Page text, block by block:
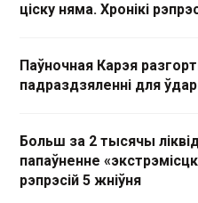
ціску няма. Хронікі
Паўночная Карэя
падраздзяленні для
Больш за 2 тысячы
папаўненне
рэпрэсій 5 жніўня